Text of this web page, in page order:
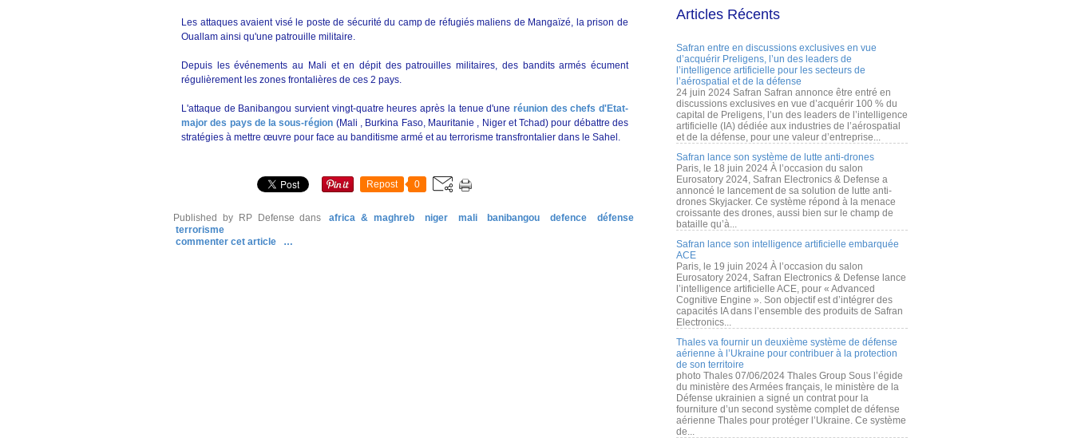
Les attaques avaient visé le poste de sécurité du camp de réfugiés maliens de Mangaïzé, la prison de
Ouallam ainsi qu'une patrouille militaire.
Depuis les événements au Mali et en dépit des patrouilles militaires, des bandits armés écument
régulièrement les zones frontalières de ces 2 pays.
L'attaque de Banibangou survient vingt-quatre heures après la tenue d'une réunion des chefs d'Etat-
major des pays de la sous-région (Mali , Burkina Faso, Mauritanie , Niger et Tchad) pour débattre des
stratégies à mettre œuvre pour face au banditisme armé et au terrorisme transfrontalier dans le Sahel.
Repost 0
Published by RP Defense dans africa & maghreb niger mali banibangou defence
défense
terrorisme
commenter cet article
…
Articles Récents
Safran entre en discussions exclusives en vue
d’acquérir Preligens, l’un des leaders de
l’intelligence artificielle pour les secteurs de
l’aérospatial et de la défense
24 juin 2024 Safran Safran annonce être entré en
discussions exclusives en vue d’acquérir 100 % du
capital de Preligens, l’un des leaders de l’intelligence
artificielle (IA) dédiée aux industries de l’aérospatial
et de la défense, pour une valeur d’entreprise...
Safran lance son système de lutte anti-drones
Paris, le 18 juin 2024 À l’occasion du salon
Eurosatory 2024, Safran Electronics & Defense a
annoncé le lancement de sa solution de lutte anti-
drones Skyjacker. Ce système répond à la menace
croissante des drones, aussi bien sur le champ de
bataille qu’à...
Safran lance son intelligence artificielle embarquée
ACE
Paris, le 19 juin 2024 À l’occasion du salon
Eurosatory 2024, Safran Electronics & Defense lance
l’intelligence artificielle ACE, pour « Advanced
Cognitive Engine ». Son objectif est d’intégrer des
capacités IA dans l’ensemble des produits de Safran
Electronics...
Thales va fournir un deuxième système de défense
aérienne à l’Ukraine pour contribuer à la protection
de son territoire
photo Thales 07/06/2024 Thales Group Sous l’égide
du ministère des Armées français, le ministère de la
Défense ukrainien a signé un contrat pour la
fourniture d’un second système complet de défense
aérienne Thales pour protéger l’Ukraine. Ce système
de...